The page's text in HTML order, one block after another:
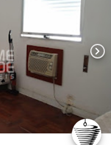
chevron_right